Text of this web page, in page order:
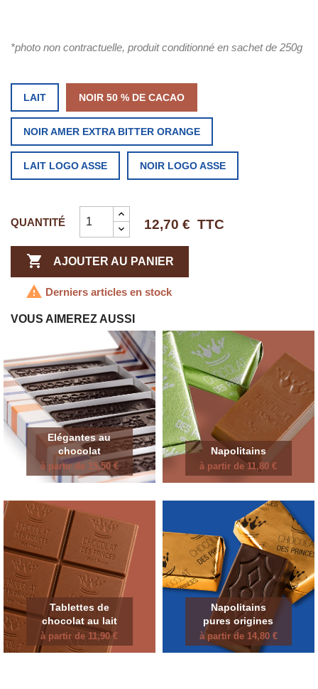
*photo non contractuelle, produit conditionné en sachet de 250g
LAIT NOIR 50 % DE CACAO
NOIR AMER EXTRA BITTER ORANGE
LAIT LOGO ASSE NOIR LOGO ASSE
QUANTITÉ 12,70 € TTC
 AJOUTER AU PANIER
 Derniers articles en stock
VOUS AIMEREZ AUSSI
Elégantes au
chocolat
à partir de 15,50 €
Napolitains
à partir de 11,80 €
Tablettes de
chocolat au lait
à partir de 11,90 €
Napolitains
pures origines
à partir de 14,80 €